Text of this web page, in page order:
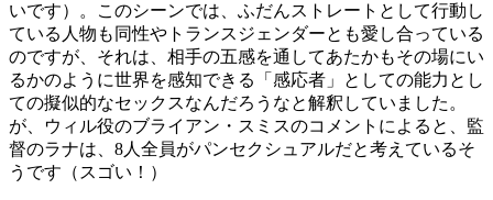
いです）。このシーンでは、ふだんストレートとして行動し
ている人物も同性やトランスジェンダーとも愛し合っている
のですが、それは、相手の五感を通してあたかもその場にい
るかのように世界を感知できる「感応者」としての能力とし
ての擬似的なセックスなんだろうなと解釈していました。
が、ウィル役のブライアン・スミスのコメントによると、監
督のラナは、8人全員がパンセクシュアルだと考えているそ
うです（スゴい！）